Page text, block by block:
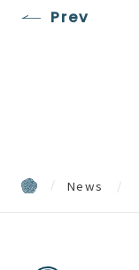
Prev
News